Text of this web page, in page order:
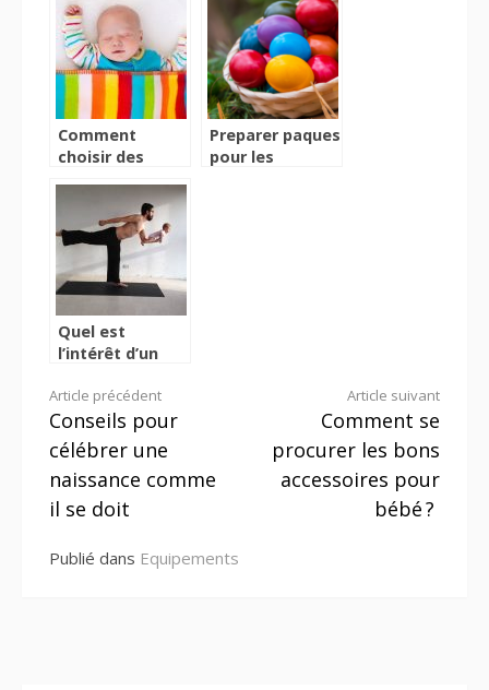
Comment
choisir des
enfant ?
Preparer paques
pour les
Quel est
l’intérêt d’un
bébé ?
Lire
la
suite
Article précédent
Conseils pour
célébrer une
naissance comme
il se doit
Article suivant
Comment se
procurer les bons
accessoires pour
bébé ?
Publié dans Equipements